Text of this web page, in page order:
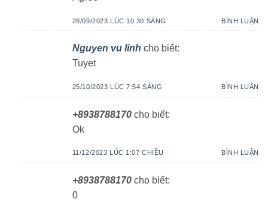
28/09/2023 LÚC 10:30 SÁNG BÌNH LUẬN
Nguyen vu linh cho biết:
Tuyet
25/10/2023 LÚC 7:54 SÁNG BÌNH LUẬN
+8938788170 cho biết:
Ok
11/12/2023 LÚC 1:07 CHIỀU BÌNH LUẬN
+8938788170 cho biết:
0